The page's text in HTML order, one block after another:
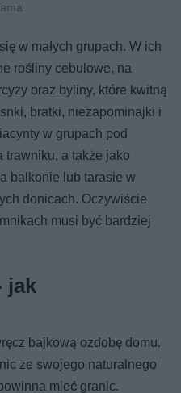
w małych grupach. W ich
rośliny cebulowe, na
oraz byliny, które kwitną
bratki, niezapominajki i
w grupach pod
trawniku, a także jako
balkonie lub tarasie w
donicach. Oczywiście
musi być bardziej
jak
bajkową ozdobę domu.
ze swojego naturalnego
mieć granic.